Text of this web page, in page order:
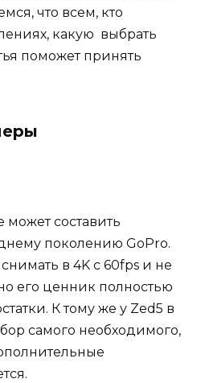
что всем, кто
какую выбрать
поможет принять
может составить
поколению GoPro.
в 4K с 60fps и не
его ценник полностью
К тому же у Zed5 в
самого необходимого,